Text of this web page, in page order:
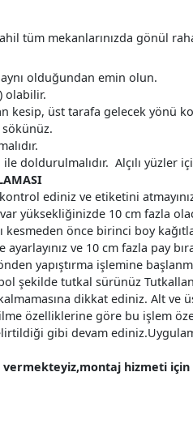
tüm mekanlarınızda gönül
olduğundan emin olun.
olabilir.
kesip, üst tarafa gelecek yönü
sökünüz.
doldurulmalıdır. Alçılı
ediniz ve etiketini
yüksekliğinizde 10 cm fazla
kesmeden önce birinci boy
ve 10 cm fazla pay
yapıştırma işlemine
şekilde tutkal sürünüz
dikkat ediniz. Alt
özelliklerine göre bu işlem
gibi devam
hizmeti